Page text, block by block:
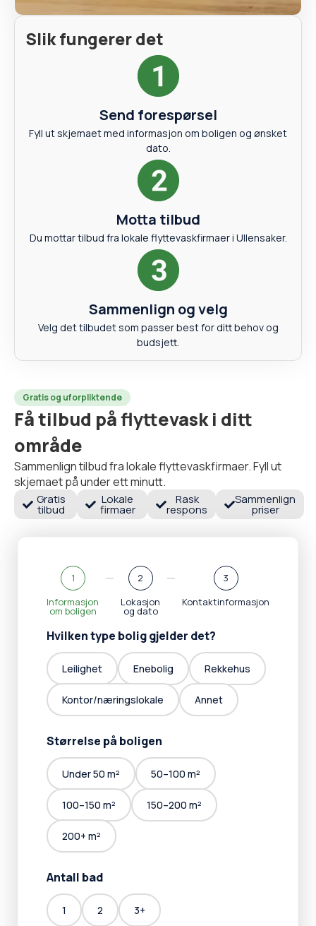
Slik fungerer det
Send forespørsel
Fyll ut skjemaet med informasjon om boligen og ønsket
dato.
Motta tilbud
Du mottar tilbud fra lokale flyttevaskfirmaer i Ullensaker.
Sammenlign og velg
Velg det tilbudet som passer best for ditt behov og
budsjett.
Gratis og uforpliktende
Få tilbud på flyttevask i ditt
område
Sammenlign tilbud fra lokale flyttevaskfirmaer. Fyll ut
skjemaet på under ett minutt.
Gratis
tilbud
Lokale
firmaer
Rask
respons
Sammenlign
priser
1
Informasjon
om boligen
2
Lokasjon
og dato
3
Kontaktinformasjon
Hvilken type bolig gjelder det?
Leilighet Enebolig Rekkehus
Kontor/næringslokale Annet
Størrelse på boligen
Under 50 m² 50–100 m²
100–150 m² 150–200 m²
200+ m²
Antall bad
1 2 3+